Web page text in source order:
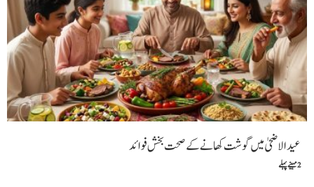
عیدالاضحیٰ میں گوشت کھانے کے صحت بخش فوائد
2 مہینے پہلے